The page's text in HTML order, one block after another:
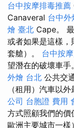
台中按摩排毒推薦
Canaveral 台中外
燴 臺北 Cape。
或者如果是這樣
套艙）。 台中按
望潛在的破壞車手
外燴 台北 公共交
（租用）汽車以
公司 台胞證 費用
方式照顧我們的
歐洲主要城市一樣